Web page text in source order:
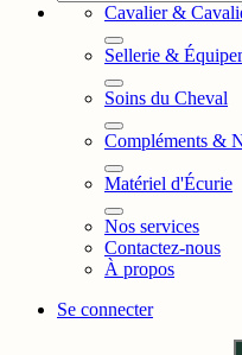
Cavalier &
Sellerie &
Soins du Cheval
Compléments &
Matériel d'Écurie
Nos services
Contactez-nous
À propos
Se connecter